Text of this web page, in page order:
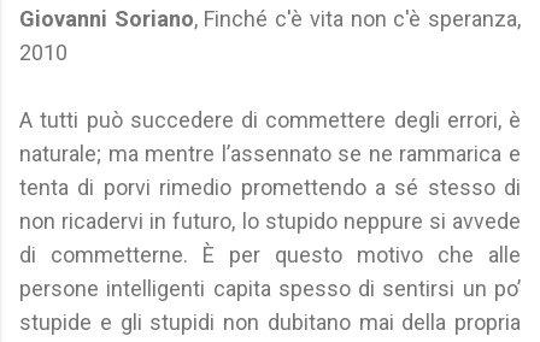
Giovanni Soriano, Finché c'è vita non c'è speranza,
2010
A tutti può succedere di commettere degli errori, è
naturale; ma mentre l’assennato se ne rammarica e
tenta di porvi rimedio promettendo a sé stesso di
non ricadervi in futuro, lo stupido neppure si avvede
di commetterne. È per questo motivo che alle
persone intelligenti capita spesso di sentirsi un po’
stupide e gli stupidi non dubitano mai della propria